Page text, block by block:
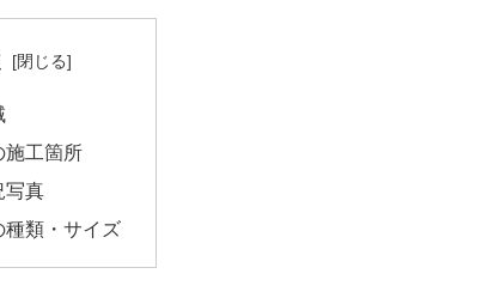
施工箇所
写真
種類・サイズ